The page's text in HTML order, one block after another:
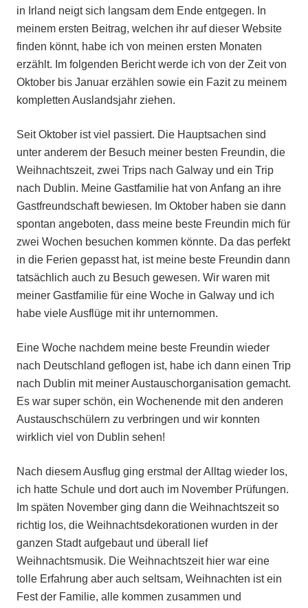
in Irland neigt sich langsam dem Ende entgegen. In
meinem ersten Beitrag, welchen ihr auf dieser Website
finden könnt, habe ich von meinen ersten Monaten
erzählt. Im folgenden Bericht werde ich von der Zeit von
Oktober bis Januar erzählen sowie ein Fazit zu meinem
kompletten Auslandsjahr ziehen.
Seit Oktober ist viel passiert. Die Hauptsachen sind
unter anderem der Besuch meiner besten Freundin, die
Weihnachtszeit, zwei Trips nach Galway und ein Trip
nach Dublin. Meine Gastfamilie hat von Anfang an ihre
Gastfreundschaft bewiesen. Im Oktober haben sie dann
spontan angeboten, dass meine beste Freundin mich für
zwei Wochen besuchen kommen könnte. Da das perfekt
in die Ferien gepasst hat, ist meine beste Freundin dann
tatsächlich auch zu Besuch gewesen. Wir waren mit
meiner Gastfamilie für eine Woche in Galway und ich
habe viele Ausflüge mit ihr unternommen.
Eine Woche nachdem meine beste Freundin wieder
nach Deutschland geflogen ist, habe ich dann einen Trip
nach Dublin mit meiner Austauschorganisation gemacht.
Es war super schön, ein Wochenende mit den anderen
Austauschschülern zu verbringen und wir konnten
wirklich viel von Dublin sehen!
Nach diesem Ausflug ging erstmal der Alltag wieder los,
ich hatte Schule und dort auch im November Prüfungen.
Im späten November ging dann die Weihnachtszeit so
richtig los, die Weihnachtsdekorationen wurden in der
ganzen Stadt aufgebaut und überall lief
Weihnachtsmusik. Die Weihnachtszeit hier war eine
tolle Erfahrung aber auch seltsam, Weihnachten ist ein
Fest der Familie, alle kommen zusammen und